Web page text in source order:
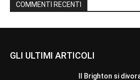
COMMENTI RECENTI
GLI ULTIMI ARTICOLI
Il Brighton si